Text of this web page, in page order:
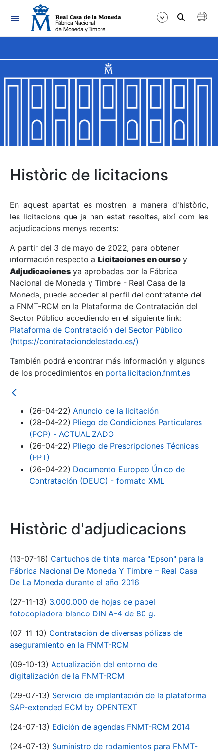
Navegació
Mostra/Amaga
Mostra/Amaga
Mostra/Amaga
Mostra/Amaga
Mostra/Amaga
Històric de licitacions
En aquest apartat es mostren, a manera d'històric,
les licitacions que ja han estat resoltes, així com les
adjudicacions menys recents:
A partir del 3 de mayo de 2022, para obtener
información respecto a Licitaciones en curso y
Adjudicaciones ya aprobadas por la Fábrica
Nacional de Moneda y Timbre - Real Casa de la
Moneda, puede acceder al perfil del contratante del
a FNMT-RCM en la Plataforma de Contratación del
Sector Público accediendo en el siguiente link:
Plataforma de Contratación del Sector Público
(https://contrataciondelestado.es/)
También podrá encontrar más información y algunos
de los procedimientos en portallicitacion.fnmt.es
(26-04-22) Anuncio de la licitación
(28-04-22) Pliego de Condiciones Particulares
(PCP) - ACTUALIZADO
(26-04-22) Pliego de Prescripciones Técnicas
(PPT)
(26-04-22) Documento Europeo Único de
Contratación (DEUC) - formato XML
Històric d'adjudicacions
(13-07-16) Cartuchos de tinta marca "Epson" para la
Fábrica Nacional De Moneda Y Timbre – Real Casa
De La Moneda durante el año 2016
(27-11-13) 3.000.000 de hojas de papel
fotocopiadora blanco DIN A-4 de 80 g.
(07-11-13) Contratación de diversas pólizas de
aseguramiento en la FNMT-RCM
(09-10-13) Actualización del entorno de
digitalización de la FNMT-RCM
(29-07-13) Servicio de implantación de la plataforma
SAP-extended ECM by OPENTEXT
(24-07-13) Edición de agendas FNMT-RCM 2014
(24-07-13) Suministro de rodamientos para FNMT-